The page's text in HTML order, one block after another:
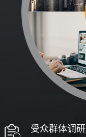
受众群体调研